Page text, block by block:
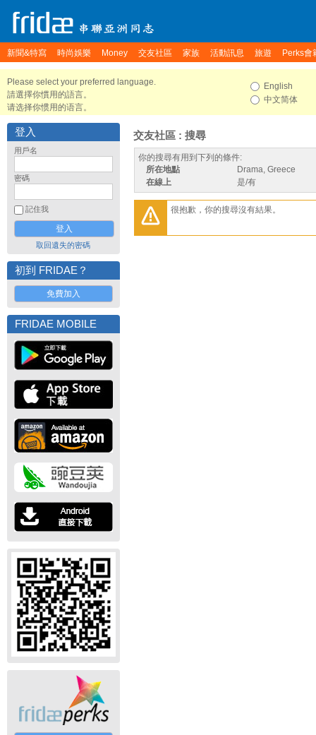
新聞&特寫 時尚娛樂 Money 交友社區 家族 活動訊息 旅遊 Perks會
Please select your preferred language.
請選擇你慣用的語言。
请选择你惯用的语言。
English
中文简体
登入
用戶名
密碼
記住我
取回遺失的密碼
初到 FRIDAE？
免費加入
FRIDAE MOBILE
交友社區 : 搜尋
你的搜尋有用到下列的條件:
所在地點
Drama, Greece
在線上
是/有
很抱歉，你的搜尋沒有結果。